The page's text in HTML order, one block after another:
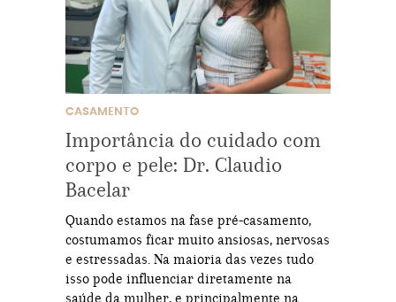
CASAMENTO
Importância do cuidado com
corpo e pele: Dr. Claudio
Bacelar
Quando estamos na fase pré-casamento,
costumamos ficar muito ansiosas, nervosas
e estressadas. Na maioria das vezes tudo
isso pode influenciar diretamente na
saúde da mulher, e principalmente na